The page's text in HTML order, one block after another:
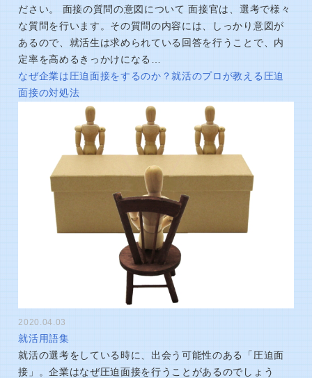
ださい。 面接の質問の意図について 面接官は、選考で様々
な質問を行います。その質問の内容には、しっかり意図が
あるので、就活生は求められている回答を行うことで、内
定率を高めるきっかけになる…
なぜ企業は圧迫面接をするのか？就活のプロが教える圧迫
面接の対処法
2020.04.03
就活用語集
就活の選考をしている時に、出会う可能性のある「圧迫面
接」。企業はなぜ圧迫面接を行うことがあるのでしょう